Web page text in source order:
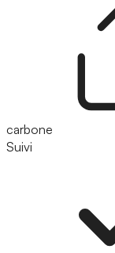
carbone
Suivi